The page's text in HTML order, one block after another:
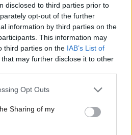
disclosed to third parties prior to
opt-out of the further
information by third parties on the
This information may
third parties on the IAB’s List of
that may further disclose it to other
app uses one or more Google
behaviour. You may click to
and its third-party tags to
purposes in below Google
Opt Outs
Sharing of my
ΠΡΟΣΘΗΚΗ